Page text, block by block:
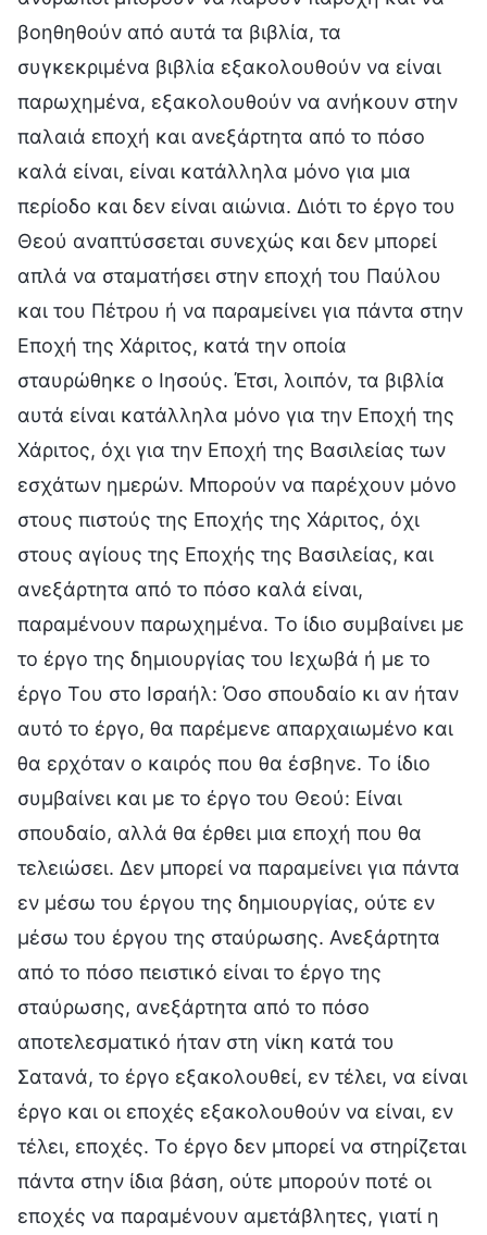
βοηθηθούν από αυτά τα βιβλία, τα
συγκεκριμένα βιβλία εξακολουθούν να είναι
παρωχημένα, εξακολουθούν να ανήκουν στην
παλαιά εποχή και ανεξάρτητα από το πόσο
καλά είναι, είναι κατάλληλα μόνο για μια
περίοδο και δεν είναι αιώνια. Διότι το έργο του
Θεού αναπτύσσεται συνεχώς και δεν μπορεί
απλά να σταματήσει στην εποχή του Παύλου
και του Πέτρου ή να παραμείνει για πάντα στην
Εποχή της Χάριτος, κατά την οποία
σταυρώθηκε ο Ιησούς. Έτσι, λοιπόν, τα βιβλία
αυτά είναι κατάλληλα μόνο για την Εποχή της
Χάριτος, όχι για την Εποχή της Βασιλείας των
εσχάτων ημερών. Μπορούν να παρέχουν μόνο
στους πιστούς της Εποχής της Χάριτος, όχι
στους αγίους της Εποχής της Βασιλείας, και
ανεξάρτητα από το πόσο καλά είναι,
παραμένουν παρωχημένα. Το ίδιο συμβαίνει με
το έργο της δημιουργίας του Ιεχωβά ή με το
έργο Του στο Ισραήλ: Όσο σπουδαίο κι αν ήταν
αυτό το έργο, θα παρέμενε απαρχαιωμένο και
θα ερχόταν ο καιρός που θα έσβηνε. Το ίδιο
συμβαίνει και με το έργο του Θεού: Είναι
σπουδαίο, αλλά θα έρθει μια εποχή που θα
τελειώσει. Δεν μπορεί να παραμείνει για πάντα
εν μέσω του έργου της δημιουργίας, ούτε εν
μέσω του έργου της σταύρωσης. Ανεξάρτητα
από το πόσο πειστικό είναι το έργο της
σταύρωσης, ανεξάρτητα από το πόσο
αποτελεσματικό ήταν στη νίκη κατά του
Σατανά, το έργο εξακολουθεί, εν τέλει, να είναι
έργο και οι εποχές εξακολουθούν να είναι, εν
τέλει, εποχές. Το έργο δεν μπορεί να στηρίζεται
πάντα στην ίδια βάση, ούτε μπορούν ποτέ οι
εποχές να παραμένουν αμετάβλητες, γιατί η